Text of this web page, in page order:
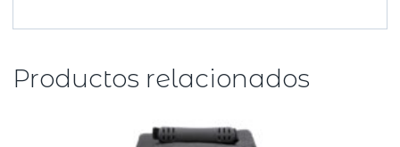
Productos relacionados